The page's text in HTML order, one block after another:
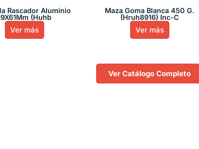
Rascador Aluminio
(Huhb
Ver más
Maza Goma Blanca 450 G.
(Hruh8916) Inc-C
Ver más
Ver Catálogo Completo